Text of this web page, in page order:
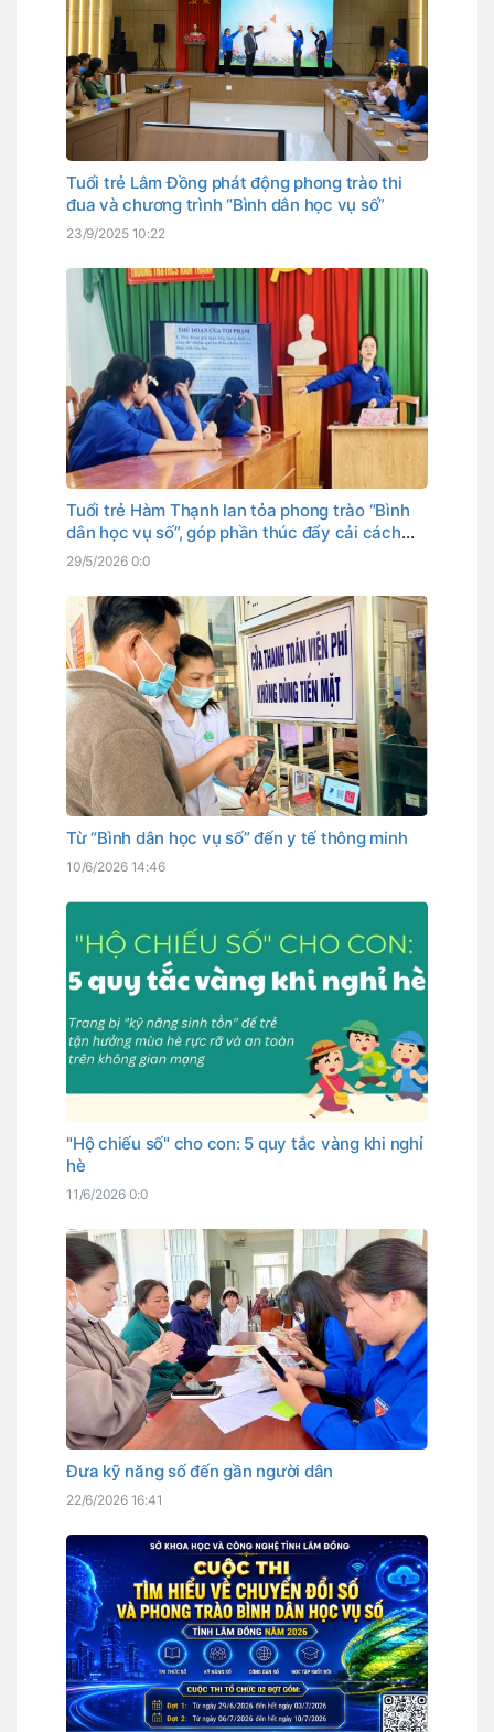
Tuổi trẻ Lâm Đồng phát động phong trào thi
đua và chương trình “Bình dân học vụ số”
23/9/2025 10:22
Tuổi trẻ Hàm Thạnh lan tỏa phong trào “Bình
dân học vụ số”, góp phần thúc đẩy cải cách
hành chính và chuyển đổi số tại địa phương
29/5/2026 0:0
Từ “Bình dân học vụ số” đến y tế thông minh
10/6/2026 14:46
"Hộ chiếu số" cho con: 5 quy tắc vàng khi nghỉ
hè
11/6/2026 0:0
Đưa kỹ năng số đến gần người dân
22/6/2026 16:41